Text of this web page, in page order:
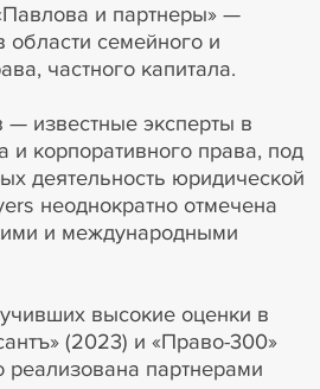
и партнеры» —
семейного и
частного капитала.
— известные эксперты в
и корпоративного права, под
деятельность юридической
неоднократно отмечена
и международными
высокие оценки в
(2023) и «Право-300»
партнерами